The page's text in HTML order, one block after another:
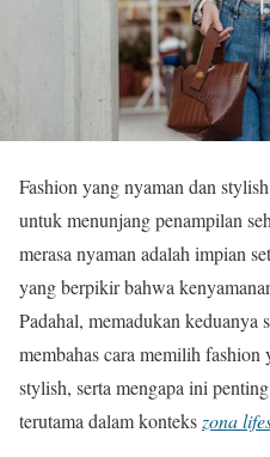
Fashion yang nyaman dan
untuk menunjang penampilan
merasa nyaman adalah impian
yang berpikir bahwa
Padahal, memadukan
membahas cara memilih fashion
stylish, serta mengapa ini
terutama dalam konteks zona